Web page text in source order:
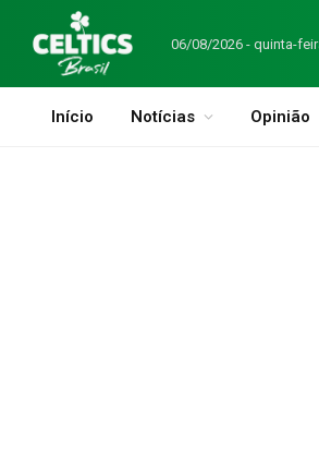
06/08/2026 - quinta-
Início Notícias Opinião